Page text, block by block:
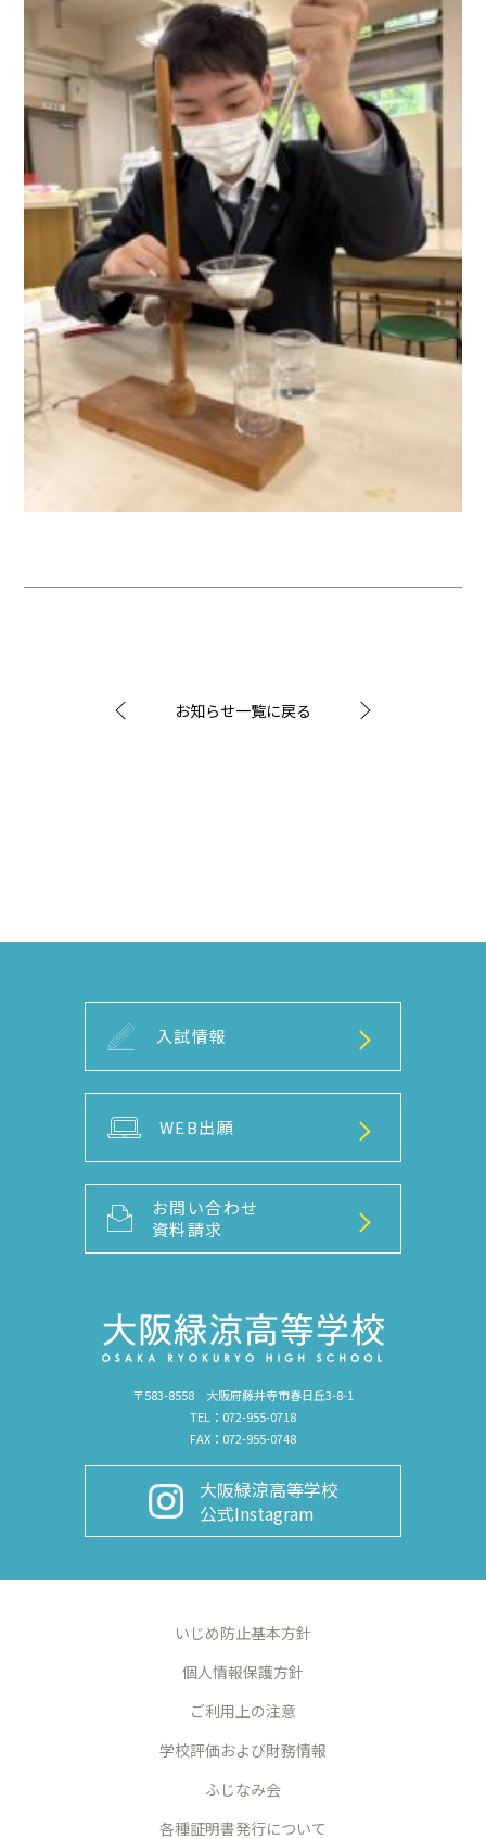
お知らせ一覧に戻る
〒583-8558 大阪府藤井寺市春日丘3-8-1
TEL：072-955-0718
FAX：072-955-0748
大阪緑涼高等学校
公式Instagram
入試情報
WEB出願
お問い合わせ
資料請求
いじめ防止基本方針
個人情報保護方針
ご利用上の注意
学校評価および財務情報
ふじなみ会
各種証明書発行について